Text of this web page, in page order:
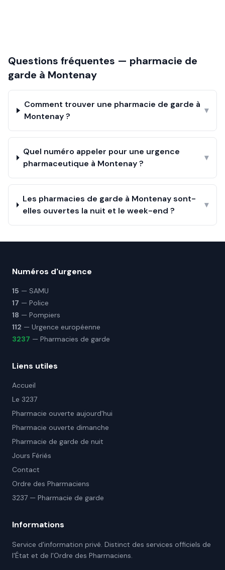
Questions fréquentes — pharmacie de
garde à Montenay
Comment trouver une pharmacie de garde à
Montenay ?
▾
Quel numéro appeler pour une urgence
pharmaceutique à Montenay ?
▾
Les pharmacies de garde à Montenay sont-
elles ouvertes la nuit et le week-end ?
▾
Numéros d'urgence
15 — SAMU
17 — Police
18 — Pompiers
112 — Urgence européenne
3237 — Pharmacies de garde
Liens utiles
Accueil
Le 3237
Pharmacie ouverte aujourd'hui
Pharmacie ouverte dimanche
Pharmacie de garde de nuit
Jours Fériés
Contact
Ordre des Pharmaciens
3237 — Pharmacie de garde
Informations
Service d'information privé. Distinct des services officiels de
l'État et de l'Ordre des Pharmaciens.